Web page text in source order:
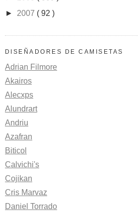
► 2007 ( 92 )
DISEÑADORES DE CAMISETAS
Adrian Filmore
Akairos
Alecxps
Alundrart
Andriu
Azafran
Biticol
Calvichi's
Cojikan
Cris Marvaz
Daniel Torrado